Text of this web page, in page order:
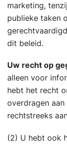
marketing,
publieke taken
dit beleid.
Uw recht op
alleen voor
hebt het recht
overdragen
rechtstreeks
(2) U hebt ook